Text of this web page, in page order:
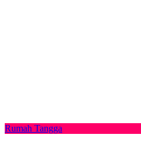
Rumah Tangga